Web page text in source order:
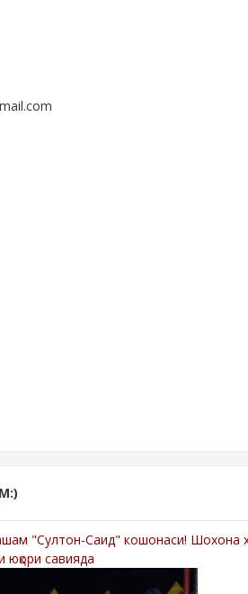
"Султон-Саид" кошонаси! Шохона
юқори савияда